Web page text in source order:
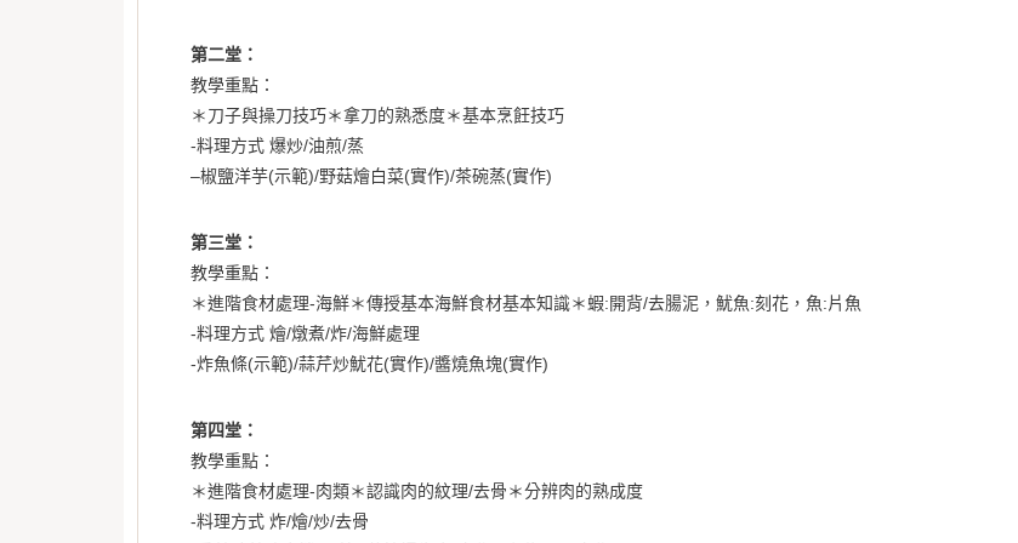
第二堂：
教學重點：
＊刀子與操刀技巧＊拿刀的熟悉度＊基本烹飪技巧
-料理方式 爆炒/油煎/蒸
–椒鹽洋芋(示範)/野菇燴白菜(實作)/茶碗蒸(實作)
第三堂：
教學重點：
＊進階食材處理-海鮮＊傳授基本海鮮食材基本知識＊蝦:開背/去腸泥，魷魚:刻花，魚:片魚
-料理方式 燴/燉煮/炸/海鮮處理
-炸魚條(示範)/蒜芹炒魷花(實作)/醬燒魚塊(實作)
第四堂：
教學重點：
＊進階食材處理-肉類＊認識肉的紋理/去骨＊分辨肉的熟成度
-料理方式 炸/燴/炒/去骨